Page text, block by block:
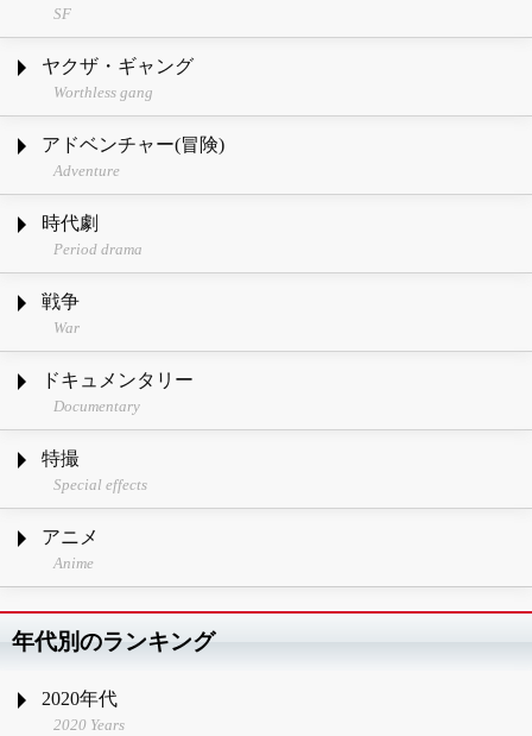
SF
ヤクザ・ギャング
Worthless gang
アドベンチャー(冒険)
Adventure
時代劇
Period drama
戦争
War
ドキュメンタリー
Documentary
特撮
Special effects
アニメ
Anime
年代別のランキング
2020年代
2020 Years